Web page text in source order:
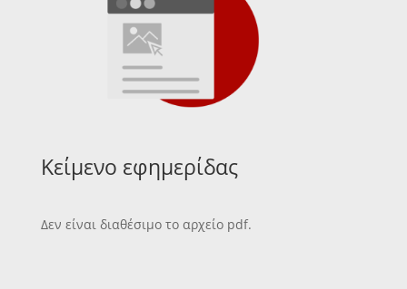
Κείμενο εφημερίδας
Δεν είναι διαθέσιμο το αρχείο pdf.